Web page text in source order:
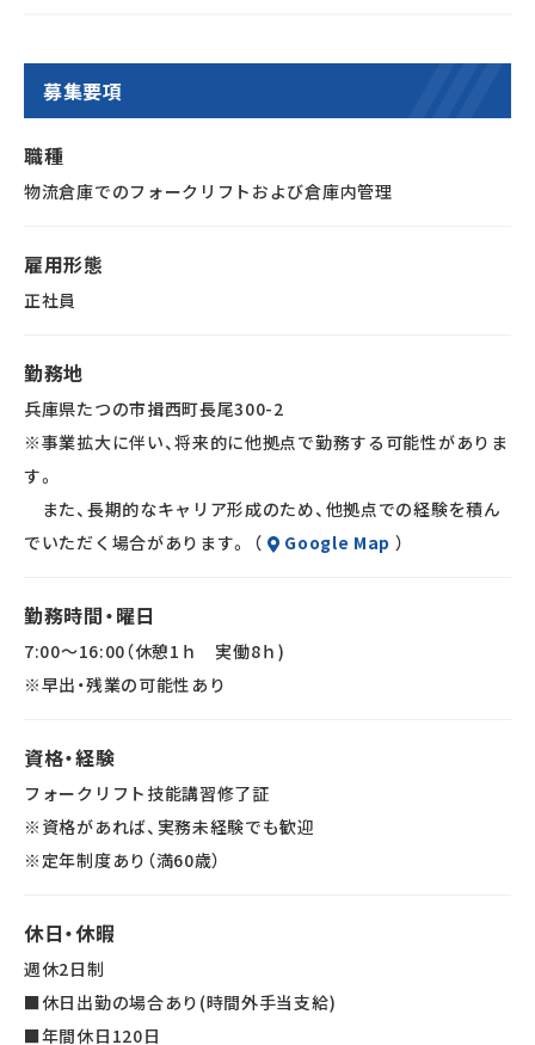
大手スーパーマーケットの常温品
（食品や日用品など）
■仕事内容の詳細
業
・商品の搬送、格納、積み下ろし作業
・在庫管理、ロケーション管理
・倉庫内の作業進捗管理、安全管理
・ピッキング作業・出荷作業のサポート
※業務の中心はフォークリフト作業および倉庫内オペレーシ
ョンとなります。
将来的には、以下のような業務も段階的にお任せします。
・パート・アルバイトスタッフへの作業指示、進捗管理
・作業手順の確認・改善
・現場全体の管理業務
班長・リーダー職として、倉庫運営を担うポジションへのステ
ップアップも可能です。
募集要項
職種
物流倉庫でのフォークリフトおよび倉庫内管理
雇用形態
正社員
勤務地
兵庫県たつの市揖西町長尾300-2
※事業拡大に伴い、将来的に他拠点で勤務する可能性がありま
す。
また、長期的なキャリア形成のため、他拠点での経験を積ん
でいただく場合があります。 （
Google Map ）
勤務時間・曜日
7:00～16:00（休憩1ｈ 実働8ｈ)
※早出・残業の可能性あり
資格・経験
フォークリフト技能講習修了証
※資格があれば、実務未経験でも歓迎
※定年制度あり（満60歳）
休日・休暇
週休2日制
■休日出勤の場合あり(時間外手当支給)
■年間休日120日